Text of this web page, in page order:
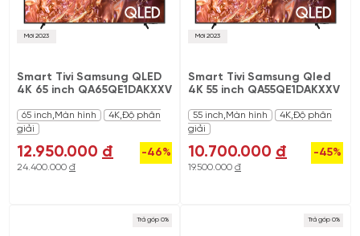
Mới 2023
Smart Tivi Samsung QLED
4K 65 inch QA65QE1DAKXXV
65 inch,Màn hình
4K,Độ phân
giải
12.950.000 đ -46%
24.400.000 đ
Mới 2023
Smart Tivi Samsung Qled
4K 55 inch QA55QE1DAKXXV
55 inch,Màn hình
4K,Độ phân
giải
10.700.000 đ -45%
19.500.000 đ
Trả góp 0% Trả góp 0%